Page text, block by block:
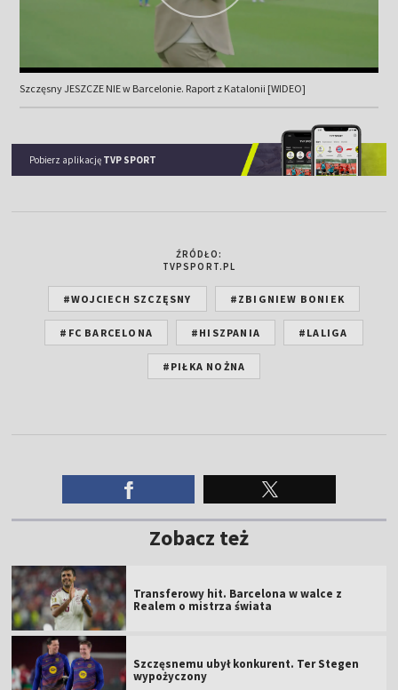
Szczęsny JESZCZE NIE w Barcelonie. Raport z Katalonii [WIDEO]
Pobierz aplikację TVP SPORT
ŹRÓDŁO:
TVPSPORT.PL
#WOJCIECH SZCZĘSNY #ZBIGNIEW BONIEK
#FC BARCELONA #HISZPANIA #LALIGA
#PIŁKA NOŻNA
Zobacz też
Transferowy hit. Barcelona w walce z
Realem o mistrza świata
Szczęsnemu ubył konkurent. Ter Stegen
wypożyczony